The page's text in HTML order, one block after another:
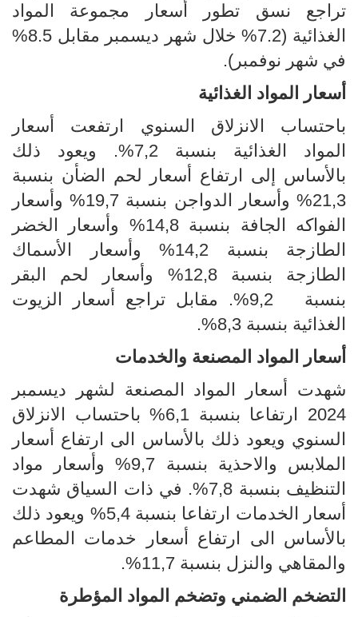
تراجع نسق تطور أسعار مجموعة المواد
الغذائية (7.2% خلال شهر ديسمبر مقابل 8.5%
في شهر نوفمبر).
أسعار المواد الغذائية
باحتساب الانزلاق السنوي ارتفعت أسعار
المواد الغذائية بنسبة 7,2%. ويعود ذلك
بالأساس إلى ارتفاع أسعار لحم الضأن بنسبة
21,3% وأسعار الدواجن بنسبة 19,7% وأسعار
الفواكه الجافة بنسبة 14,8% وأسعار الخضر
الطازجة بنسبة 14,2% وأسعار الأسماك
الطازجة بنسبة 12,8% وأسعار لحم البقر
بنسبة 9,2%. مقابل تراجع أسعار الزيوت
الغذائية بنسبة 8,3%.
أسعار المواد المصنعة والخدمات
شهدت أسعار المواد المصنعة لشهر ديسمبر
2024 ارتفاعا بنسبة 6,1% باحتساب الانزلاق
السنوي ويعود ذلك بالأساس الى ارتفاع أسعار
الملابس والاحذية بنسبة 9,7% وأسعار مواد
التنظيف بنسبة 7,8%. في ذات السياق شهدت
أسعار الخدمات ارتفاعا بنسبة 5,4% ويعود ذلك
بالأساس الى ارتفاع أسعار خدمات المطاعم
والمقاهي والنزل بنسبة 11,7%.
التضخم الضمني وتضخم المواد المؤطرة